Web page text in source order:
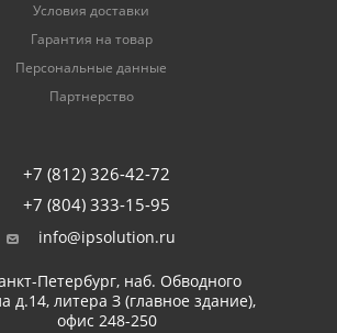
Условия доставки
Гарантия на товар
Персональные данные
Партнерство
+7 (812) 326-42-72
+7 (804) 333-15-95
info@ipsolution.ru
Петербург, наб. Обводного
д.14, литера З (главное здание),
офис 248-250